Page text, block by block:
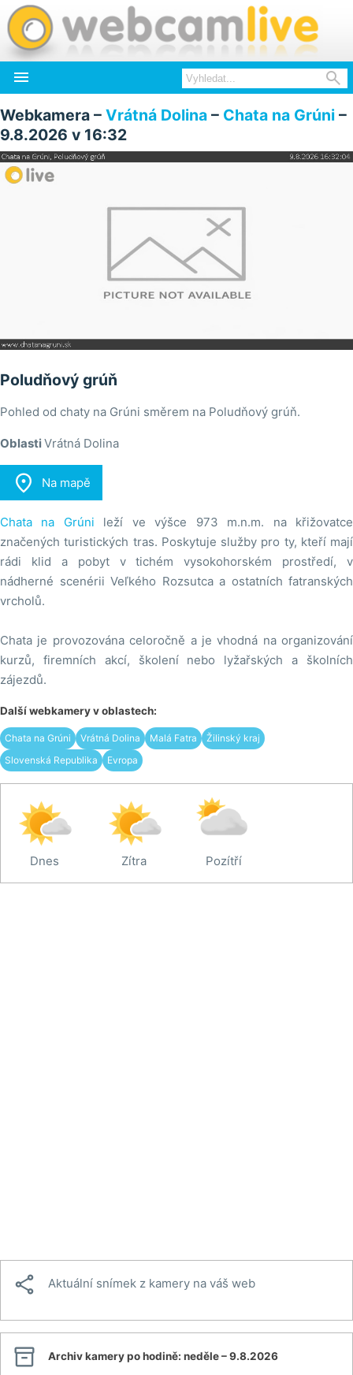
 
Webkamera – Vrátná Dolina – Chata na Grúni –
9.8.2026 v 16:32
Poludňový grúň
Pohled od chaty na Grúni směrem na Poludňový grúň.
OblastiVrátná Dolina
 Na mapě
Chata na Grúni leží ve výšce 973 m.n.m. na křižovatce
značených turistických tras. Poskytuje služby pro ty, kteří mají
rádi klid a pobyt v tichém vysokohorském prostředí, v
nádherné scenérii Veľkého Rozsutca a ostatních fatranských
vrcholů.
Chata je provozována celoročně a je vhodná na organizování
kurzů, firemních akcí, školení nebo lyžařských a školních
zájezdů.
Další webkamery v oblastech:
Chata na Grúni Vrátná Dolina Malá Fatra
Žilinský kraj
Slovenská Republika
Evropa
Dnes Zítra Pozítří
 Aktuální snímek z kamery na váš web
 Archiv kamery po hodině: neděle – 9.8.2026